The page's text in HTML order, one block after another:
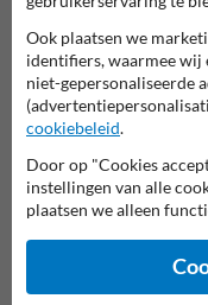
Attentieborden snelheid
Ook plaatsen we
identifiers, waarmee wij
niet-gepersonaliseerde
cookiebeleid.
Door op "Cookies
instellingen van alle
plaatsen we alleen